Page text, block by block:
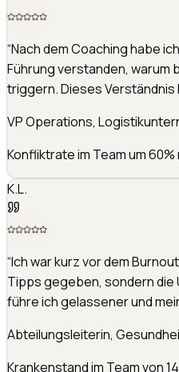
“Nach dem Coaching habe
Führung verstanden, warum
triggern. Dieses Verständnis
VP Operations,
Konfliktrate im Team um
K.L.
“Ich war kurz vor dem
Tipps gegeben, sondern
führe ich gelassener und
Abteilungsleiterin,
Krankenstand im Team von